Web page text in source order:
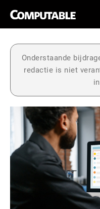
Onderstaande
redactie is niet